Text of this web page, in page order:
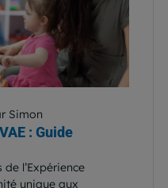
Simon
: Guide
l’Expérience
unique aux